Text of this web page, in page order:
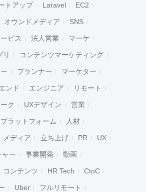
トアップ Laravel EC2
オウンドメディア SNS
ビス 法人営業 マーケ
リ コンテンツマーケティング
プランナー マーケター
ンド エンジニア リモート
ク UXデザイン 営業
プラットフォーム 人材
メディア 立ち上げ PR UX
ャー 事業開発 動画
コンテンツ HR Tech CtoC
Uber フルリモート